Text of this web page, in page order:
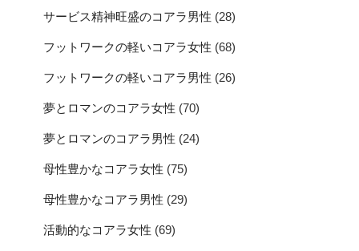
サービス精神旺盛のコアラ男性 (28)
フットワークの軽いコアラ女性 (68)
フットワークの軽いコアラ男性 (26)
夢とロマンのコアラ女性 (70)
夢とロマンのコアラ男性 (24)
母性豊かなコアラ女性 (75)
母性豊かなコアラ男性 (29)
活動的なコアラ女性 (69)